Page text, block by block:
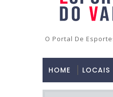
O Portal De
HOME LOCAIS